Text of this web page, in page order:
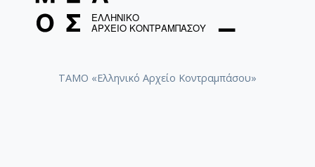
ΤΑΜΟ «Ελληνικό Αρχείο Κοντραμπάσου»